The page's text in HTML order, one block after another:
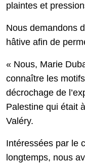
plaintes et
Nous demandons
hâtive afin de
« Nous, Marie
connaître les
décrochage de
Palestine qui était
Valéry.
Intéressées par le
longtemps, nous